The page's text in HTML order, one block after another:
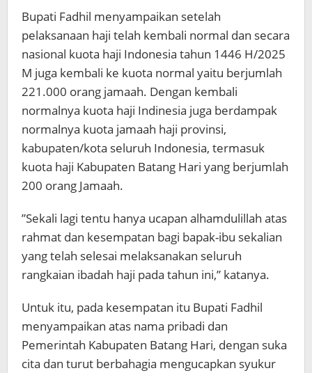
Bupati Fadhil menyampaikan setelah
pelaksanaan haji telah kembali normal dan secara
nasional kuota haji Indonesia tahun 1446 H/2025
M juga kembali ke kuota normal yaitu berjumlah
221.000 orang jamaah. Dengan kembali
normalnya kuota haji Indinesia juga berdampak
normalnya kuota jamaah haji provinsi,
kabupaten/kota seluruh Indonesia, termasuk
kuota haji Kabupaten Batang Hari yang berjumlah
200 orang Jamaah.
”Sekali lagi tentu hanya ucapan alhamdulillah atas
rahmat dan kesempatan bagi bapak-ibu sekalian
yang telah selesai melaksanakan seluruh
rangkaian ibadah haji pada tahun ini,” katanya.
Untuk itu, pada kesempatan itu Bupati Fadhil
menyampaikan atas nama pribadi dan
Pemerintah Kabupaten Batang Hari, dengan suka
cita dan turut berbahagia mengucapkan syukur